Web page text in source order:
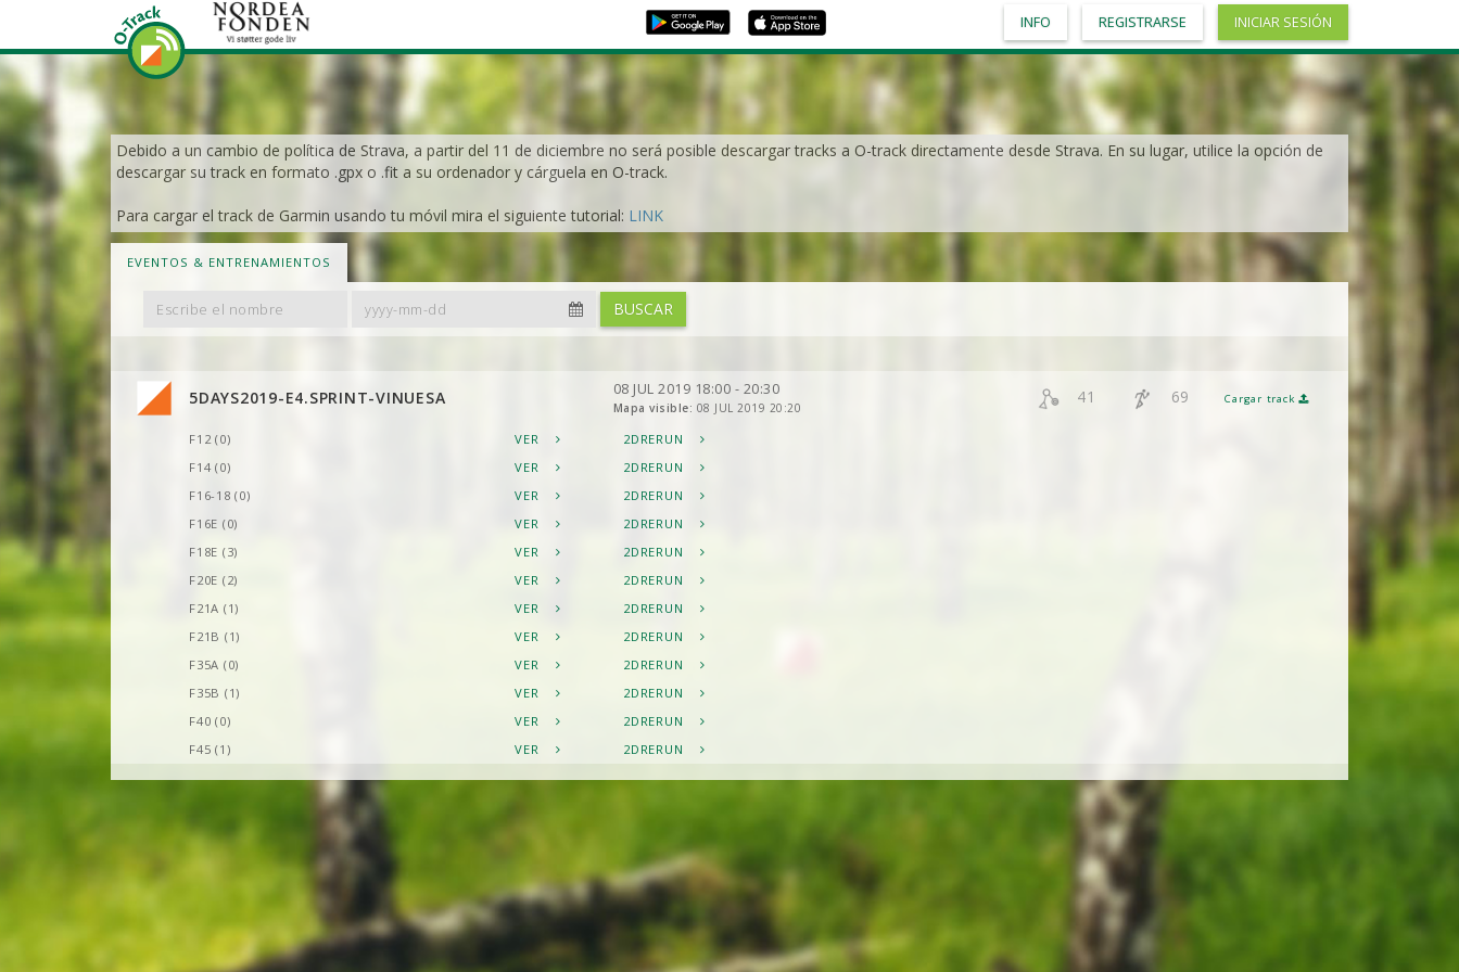
Debido a un cambio de política de Strava, a partir del 11 de diciembre no será posible descargar tracks a O-track directamente desde Strava. En su lugar, utilice la opción de
descargar su track en formato .gpx o .fit a su ordenador y cárguela en O-track.
Para cargar el track de Garmin usando tu móvil mira el siguiente tutorial: LINK
EVENTOS & ENTRENAMIENTOS
Filter
By
By
BUSCAR
5DAYS2019-E4.SPRINT-VINUESA 08 JUL 2019 18:00 - 20:30
Mapa visible: 08 JUL 2019 20:20
41 69 Cargar track
F12 (0) VER
2DRERUN
F14 (0)
VER
2DRERUN
F16-18 (0)
VER
2DRERUN
F16E (0)
VER
2DRERUN
F18E (3)
VER
2DRERUN
F20E (2)
VER
2DRERUN
F21A (1)
VER
2DRERUN
F21B (1)
VER
2DRERUN
F35A (0)
VER
2DRERUN
F35B (1)
VER
2DRERUN
F40 (0)
VER
2DRERUN
F45 (1)
VER
2DRERUN
F50 (2)
VER
2DRERUN
F60 (0)
2DRERUN
VER
2DRERUN
2DRERUN
2DRERUN
INFO REGISTRARSE INICIAR SESIÓN